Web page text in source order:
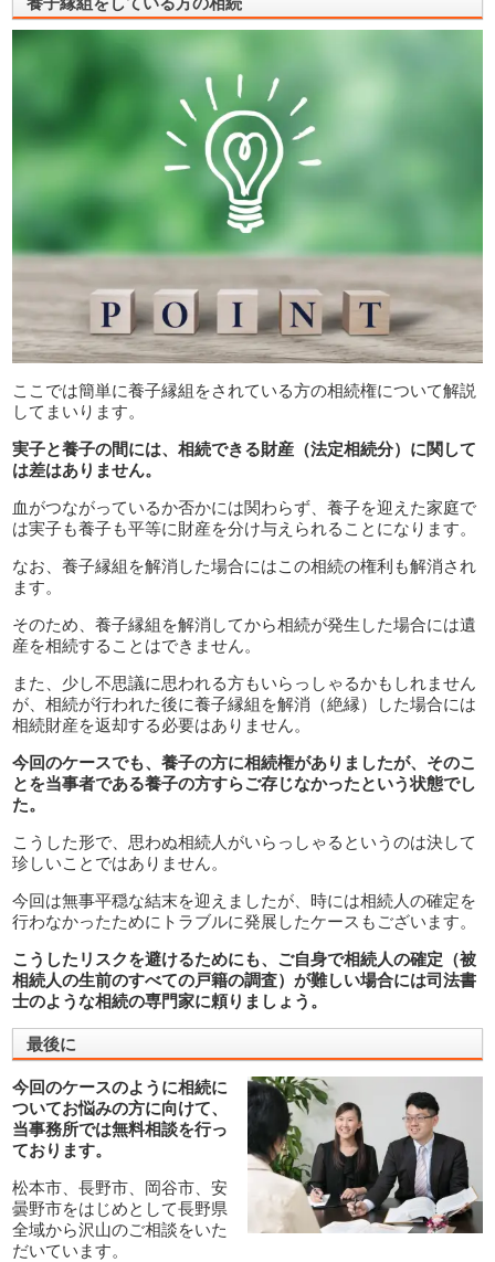
ここでは簡単に養子縁組をされている方の相続権について解説
してまいります。
実子と養子の間には、相続できる財産（法定相続分）に関して
は差はありません。
血がつながっているか否かには関わらず、養子を迎えた家庭で
は実子も養子も平等に財産を分け与えられることになります。
なお、養子縁組を解消した場合にはこの相続の権利も解消され
ます。
そのため、養子縁組を解消してから相続が発生した場合には遺
産を相続することはできません。
また、少し不思議に思われる方もいらっしゃるかもしれません
が、相続が行われた後に養子縁組を解消（絶縁）した場合には
相続財産を返却する必要はありません。
今回のケースでも、養子の方に相続権がありましたが、そのこ
とを当事者である養子の方すらご存じなかったという状態でし
た。
こうした形で、思わぬ相続人がいらっしゃるというのは決して
珍しいことではありません。
今回は無事平穏な結末を迎えましたが、時には相続人の確定を
行わなかったためにトラブルに発展したケースもございます。
こうしたリスクを避けるためにも、ご自身で相続人の確定（被
相続人の生前のすべての戸籍の調査）が難しい場合には司法書
士のような相続の専門家に頼りましょう。
最後に
今回のケースのように相続に
ついてお悩みの方に向けて、
当事務所では無料相談を行っ
ております。
松本市、長野市、岡谷市、安
曇野市をはじめとして長野県
全域から沢山のご相談をいた
だいています。